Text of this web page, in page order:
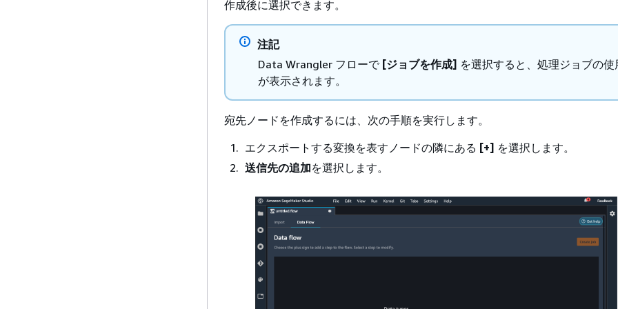
作成後に選択できます。
注記
Data Wrangler フローで [ジョブを作成] を選択すると、処理ジョブの使
が表示されます。
宛先ノードを作成するには、次の手順を実行します。
エクスポートする変換を表すノードの隣にある [+] を選択します。
送信先の追加を選択します。